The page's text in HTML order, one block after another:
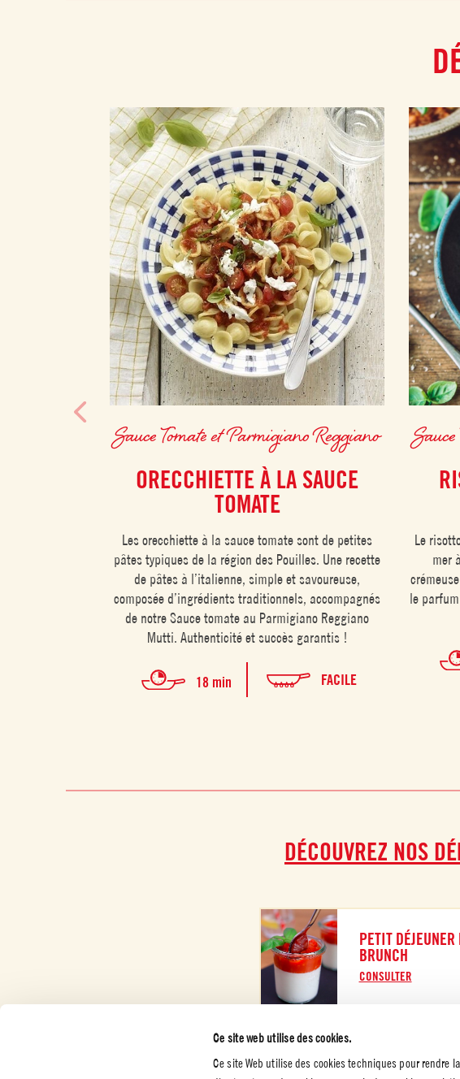
Ce site web utilise des cookies.
Ce site Web utilise des cookies techniques pour rendre
Sauce Tomate et Parmigiano Reggiano
ORECCHIETTE À LA SAUCE
TOMATE
Les orecchiette à la sauce tomate sont de petites
pâtes typiques de la région des Pouilles. Une recette
de pâtes à l’italienne, simple et savoureuse,
composée d’ingrédients traditionnels, accompagnés
de notre Sauce tomate au Parmigiano Reggiano
Mutti. Authenticité et succès garantis !
18 min FACILE
Le
mer
le
DÉCOUVREZ NOS
PETIT DÉJEUNER
BRUNCH
CONSULTER